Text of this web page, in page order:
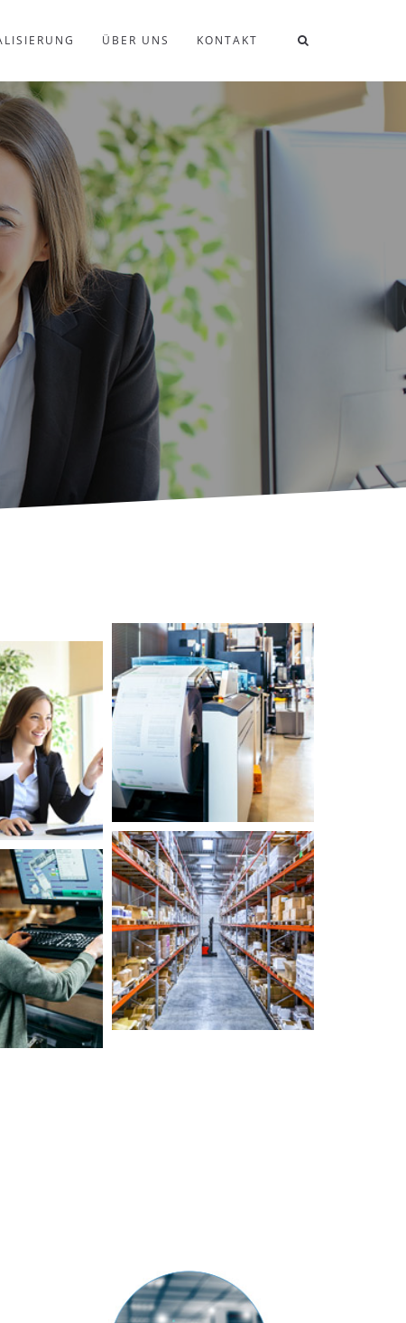
ÜBER UNS KONTAKT